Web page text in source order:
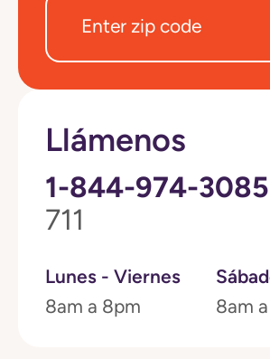
Llámenos
1-844-974-3085
711
Lunes - Viernes
8am a 8pm 8am